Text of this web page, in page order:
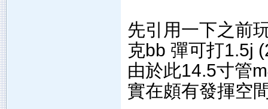
先引用一下之前
克bb 彈可打1.5j
由於此14.5寸管
實在頗有發揮空